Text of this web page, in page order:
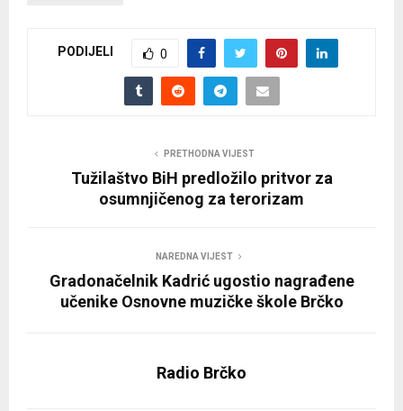
PODIJELI 0
PRETHODNA VIJEST
Tužilaštvo BiH predložilo pritvor za
osumnjičenog za terorizam
NAREDNA VIJEST
Gradonačelnik Kadrić ugostio nagrađene
učenike Osnovne muzičke škole Brčko
Radio Brčko